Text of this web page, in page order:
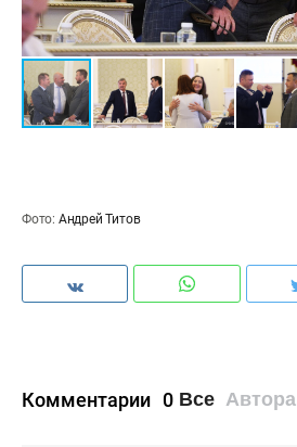
Фото: Андрей Титов
Комментарии 0 Все Автора